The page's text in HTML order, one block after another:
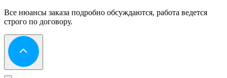
Все нюансы заказа подробно обсуждаются, работа ведется
строго по договору.